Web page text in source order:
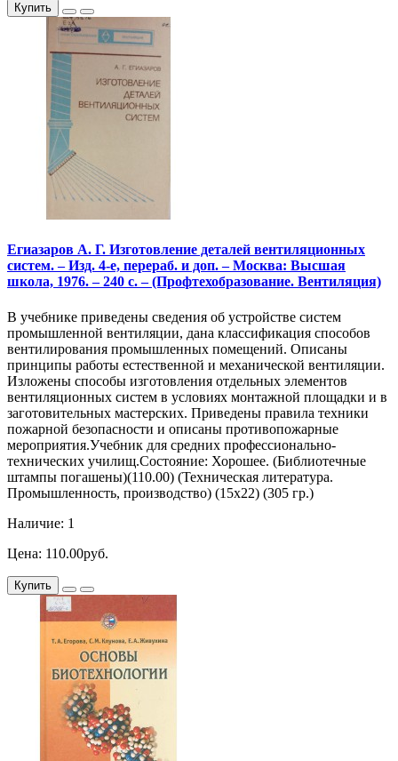
Купить
Егиазаров А. Г. Изготовление деталей вентиляционных
систем. – Изд. 4-е, перераб. и доп. – Москва: Высшая
школа, 1976. – 240 с. – (Профтехобразование. Вентиляция)
В учебнике приведены сведения об устройстве систем
промышленной вентиляции, дана классификация способов
вентилирования промышленных помещений. Описаны
принципы работы естественной и механической вентиляции.
Изложены способы изготовления отдельных элементов
вентиляционных систем в условиях монтажной площадки и в
заготовительных мастерских. Приведены правила техники
пожарной безопасности и описаны противопожарные
мероприятия.Учебник для средних профессионально-
технических училищ.Состояние: Хорошее. (Библиотечные
штампы погашены)(110.00) (Техническая литература.
Промышленность, производство) (15х22) (305 гр.)
Наличие: 1
Цена: 110.00руб.
Купить